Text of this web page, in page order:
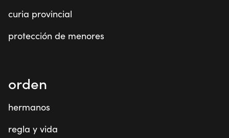
curia provincial
protección de menores
orden
hermanos
regla y vida